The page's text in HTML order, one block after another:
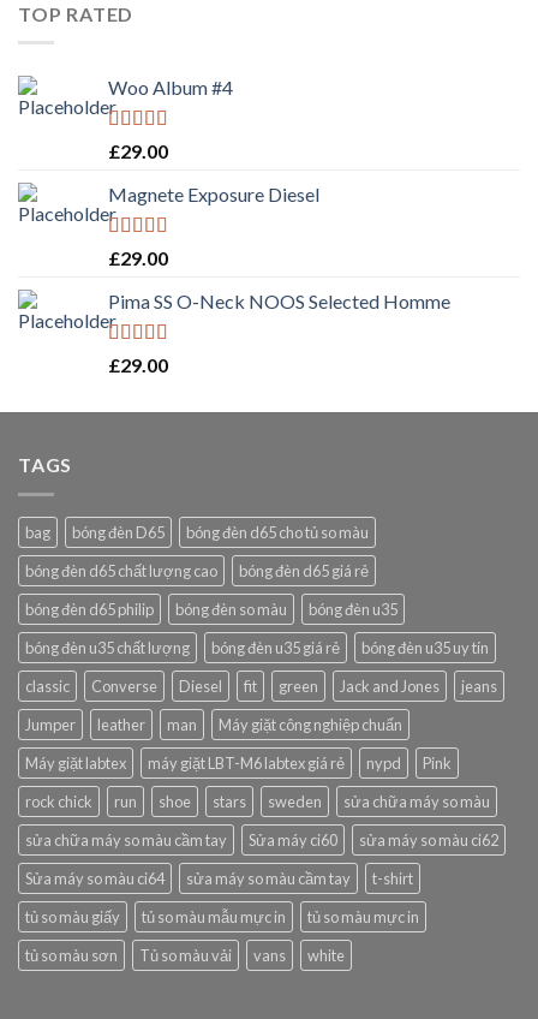
TOP RATED
Woo Album #4
Rated5.00
£29.00
Magnete Exposure Diesel
Rated5.00
£29.00
Pima SS O-Neck NOOS Selected Homme
Rated5.00
£29.00
TAGS
bag bóng đèn D65
bóng đèn d65 cho tủ so màu
bóng đèn d65 chất lượng cao
bóng đèn d65 giá rẻ
bóng đèn d65 philip
bóng đèn so màu
bóng đèn u35
bóng đèn u35 chất lượng
bóng đèn u35 giá rẻ
bóng đèn u35 uy tín
classic
Converse Diesel fit green Jack and Jones
jeans
Jumper
leather man
Máy giặt công nghiệp chuẩn
Máy giặt labtex
máy giặt LBT-M6 labtex giá rẻ nypd
Pink
rock chick
run shoe stars sweden
sửa chữa máy so màu
sửa chữa máy so màu cầm tay
Sửa máy ci60
sửa máy so màu ci62
Sửa máy so màu ci64
sửa máy so màu cầm tay
t-shirt
tủ so màu giấy
tủ so màu mẫu mực in
tủ so màu mực in
tủ so màu sơn
Tủ so màu vải vans white